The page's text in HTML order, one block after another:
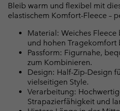
Bleib warm und flexibel mit
elastischem Komfort-Fleece –
Material: Weiches
und hohen Tragekomfort
Passform: Figurnahe,
zum Kombinieren.
Design: Half-Zip-Design
vielseitigen Style.
Verarbeitung:
Strapazierfähigkeit und